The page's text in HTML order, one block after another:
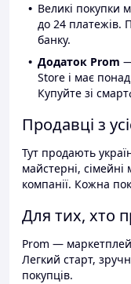
Великі покупки
до 24 платежів.
банку.
Додаток Prom
Store і має
Купуйте зі
Продавці з
Тут продають
майстерні,
компанії. Кожна
Для тих, хто
Prom —
Легкий старт,
покупців.